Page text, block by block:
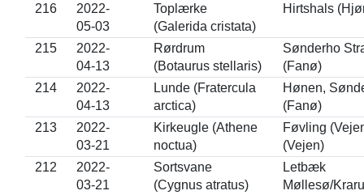
216
2022-
05-03
Toplærke
(Galerida cristata)
Hirtshals
215
2022-
04-13
Rørdrum
(Botaurus stellaris)
Sønderho
(Fanø)
214
2022-
04-13
Lunde (Fratercula
arctica)
Hønen,
(Fanø)
213
2022-
03-21
Kirkeugle (Athene
noctua)
Føvling
(Vejen)
212
2022-
03-21
Sortsvane
(Cygnus atratus)
Letbæk
Møllesø/